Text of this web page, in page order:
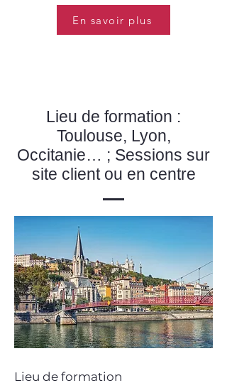
En savoir plus
Lieu de formation :
Toulouse, Lyon,
Occitanie… ; Sessions sur
site client ou en centre
Lieu de formation